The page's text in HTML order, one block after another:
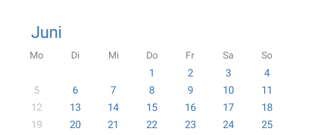
Juni
Mo Di Mi Do Fr Sa So
1 2 3
4
5
6 7 8 9 10
11
12
13 14 15 16 17
18
19
20 21 22 23 24
25